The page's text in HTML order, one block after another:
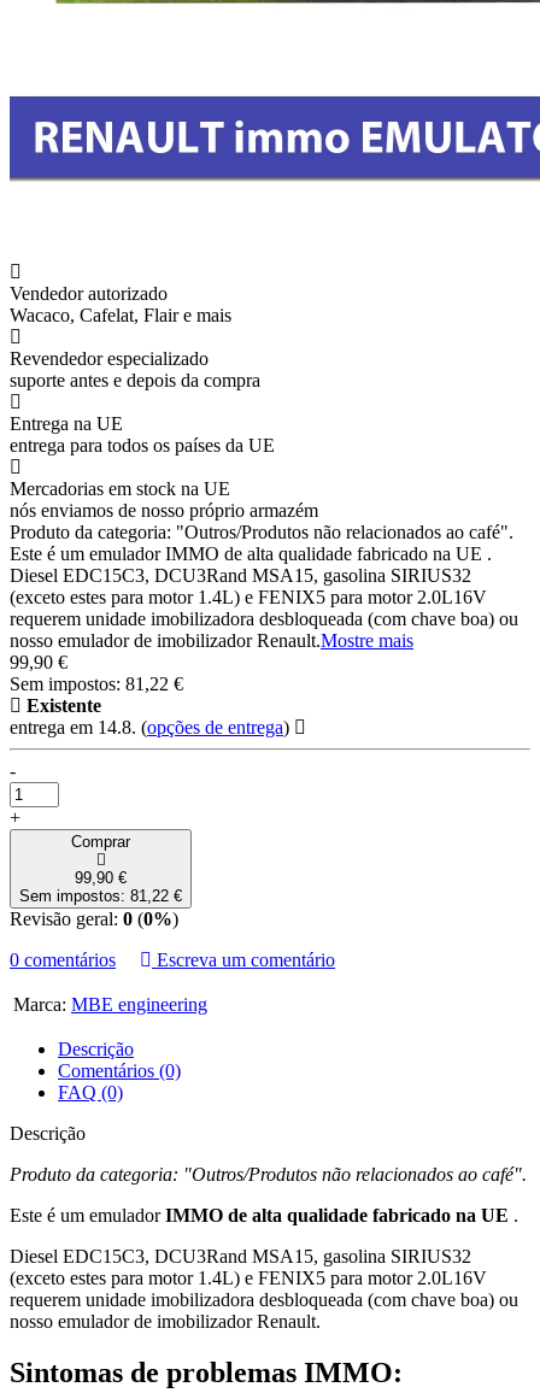
Vendedor autorizado
Wacaco, Cafelat, Flair e mais
Revendedor especializado
suporte antes e depois da compra
Entrega na UE
entrega para todos os países da UE
Mercadorias em stock na UE
nós enviamos de nosso próprio armazém
Produto da categoria: "Outros/Produtos não relacionados ao café".​
Este é um emulador IMMO de alta qualidade fabricado na UE .
Diesel EDC15C3, DCU3Rand MSA15, gasolina SIRIUS32
(exceto estes para motor 1.4L) e FENIX5 para motor 2.0L16V
requerem unidade imobilizadora desbloqueada (com chave boa) ou
nosso emulador de imobilizador Renault.Mostre mais
99,90 €
Sem impostos: 81,22 €
Existente
entrega em 14.8. (opções de entrega)
-
+
Comprar
99,90 €
Sem impostos: 81,22 €
Revisão geral: 0 (0%)
0 comentários
Escreva um comentário
Marca: MBE engineering
Descrição
Comentários (0)
FAQ (0)
Descrição
Produto da categoria: "Outros/Produtos não relacionados ao café".​
Este é um emuladorIMMO de alta qualidade fabricado na UE .
Diesel EDC15C3, DCU3Rand MSA15, gasolina SIRIUS32
(exceto estes para motor 1.4L) e FENIX5 para motor 2.0L16V
requerem unidade imobilizadora desbloqueada (com chave boa) ou
nosso emulador de imobilizador Renault.
Sintomas de problemas IMMO: